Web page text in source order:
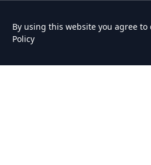
By using this website you agree to
Policy